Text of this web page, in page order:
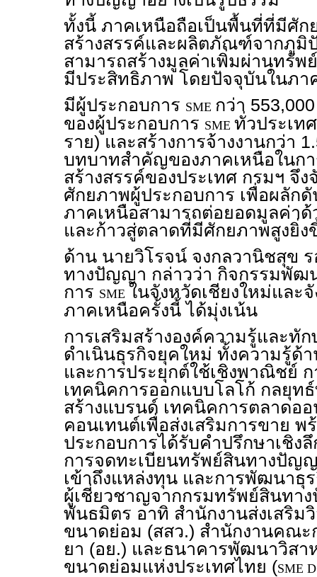
ทั้งนี้ ภาคเหนือถือเป็นพื้นที่ที่มีศัก
สร้างสรรค์และผลิตภัณฑ์จากภู
สามารถสร้างมูลค่าเพิ่มผ่านทรั
มีประสิทธิภาพ โดยปัจจุบันในภา
มีผู้ประกอบการ SME กว่า
ของผู้ประกอบการ SME ทั่วประเท
ราย) และสร้างการจ้างงานกว่า
บทบาทสำคัญของภาคเหนือในก
สร้างสรรค์ของประเทศ กรมฯ จึ
ศักยภาพผู้ประกอบการ เพื่อผลัก
ภาคเหนือสามารถต่อยอดมูลค่า
และก้าวสู่ตลาดที่มีศักยภาพสูงยิ่ง
ด้าน นายวิโรจน์ จงกลวานิชสุข
ทางปัญญา กล่าวว่า กิจกรรมพัฒ
การ SME ในจังหวัดเชียงใหม่และ
ภาคเหนือครั้งนี้ ได้มุ่งเน้น
การเสริมสร้างองค์ความรู้และทั
ดำเนินธุรกิจยุคใหม่ ทั้งความรู้
และการประยุกต์ใช้เชิงพาณิชย์
เทคนิคการออกแบบโลโก้ กลยุท
สร้างแบรนด์ เทคนิคการตลาดอ
คอนเทนต์เพื่อส่งเสริมการขาย พ
ประกอบการได้รับคำปรึกษาเชิง
การจดทะเบียนทรัพย์สินทางปัญ
เข้าถึงแหล่งทุน และการพัฒนาธุ
ผู้เชี่ยวชาญจากกรมทรัพย์สินทา
พันธมิตร อาทิ สำนักงานส่งเสริม
ขนาดย่อม (สสว.) สำนักงานคณะ
ยา (อย.) และธนาคารพัฒนาวิสา
ขนาดย่อมแห่งประเทศไทย (SME